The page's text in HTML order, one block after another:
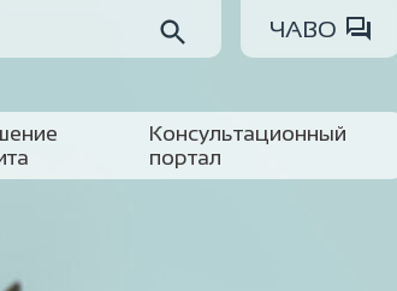
ЧАВО
Консультационный
портал